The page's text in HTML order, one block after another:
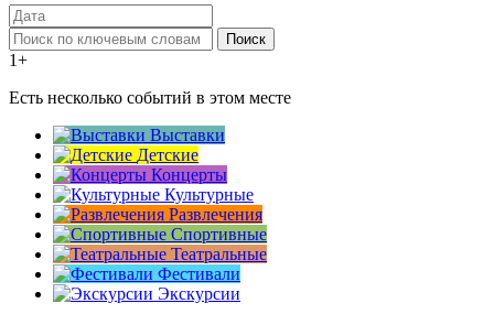
Поиск
1+
Есть несколько событий в этом месте
Выставки
Детские
Концерты
Культурные
Развлечения
Спортивные
Театральные
Фестивали
Экскурсии